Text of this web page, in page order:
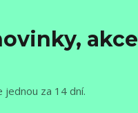
akce
jednou za 14 dní.